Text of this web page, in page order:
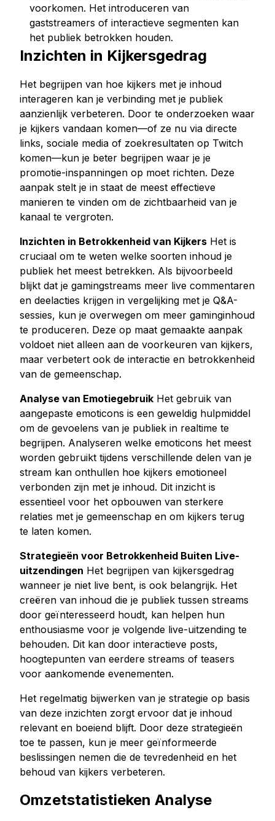
voorkomen. Het introduceren van
gaststreamers of interactieve segmenten kan
het publiek betrokken houden.
Inzichten in Kijkersgedrag
Het begrijpen van hoe kijkers met je inhoud
interageren kan je verbinding met je publiek
aanzienlijk verbeteren. Door te onderzoeken waar
je kijkers vandaan komen—of ze nu via directe
links, sociale media of zoekresultaten op Twitch
komen—kun je beter begrijpen waar je je
promotie-inspanningen op moet richten. Deze
aanpak stelt je in staat de meest effectieve
manieren te vinden om de zichtbaarheid van je
kanaal te vergroten.
Inzichten in Betrokkenheid van Kijkers Het is
cruciaal om te weten welke soorten inhoud je
publiek het meest betrekken. Als bijvoorbeeld
blijkt dat je gamingstreams meer live commentaren
en deelacties krijgen in vergelijking met je Q&A-
sessies, kun je overwegen om meer gaminginhoud
te produceren. Deze op maat gemaakte aanpak
voldoet niet alleen aan de voorkeuren van kijkers,
maar verbetert ook de interactie en betrokkenheid
van de gemeenschap.
Analyse van Emotiegebruik Het gebruik van
aangepaste emoticons is een geweldig hulpmiddel
om de gevoelens van je publiek in realtime te
begrijpen. Analyseren welke emoticons het meest
worden gebruikt tijdens verschillende delen van je
stream kan onthullen hoe kijkers emotioneel
verbonden zijn met je inhoud. Dit inzicht is
essentieel voor het opbouwen van sterkere
relaties met je gemeenschap en om kijkers terug
te laten komen.
Strategieën voor Betrokkenheid Buiten Live-
uitzendingen Het begrijpen van kijkersgedrag
wanneer je niet live bent, is ook belangrijk. Het
creëren van inhoud die je publiek tussen streams
door geïnteresseerd houdt, kan helpen hun
enthousiasme voor je volgende live-uitzending te
behouden. Dit kan door interactieve posts,
hoogtepunten van eerdere streams of teasers
voor aankomende evenementen.
Het regelmatig bijwerken van je strategie op basis
van deze inzichten zorgt ervoor dat je inhoud
relevant en boeiend blijft. Door deze strategieën
toe te passen, kun je meer geïnformeerde
beslissingen nemen die de tevredenheid en het
behoud van kijkers verbeteren.
Omzetstatistieken Analyse